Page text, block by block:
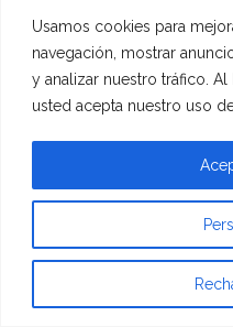
Usamos cookies para
navegación, mostrar
y analizar nuestro tráfico.
usted acepta nuestro uso